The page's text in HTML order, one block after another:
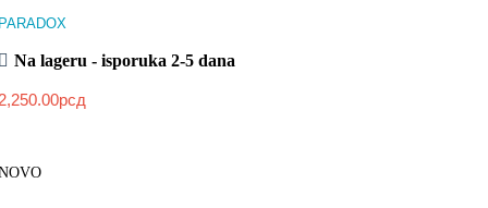
Na lageru - isporuka 2-5 dana
рсд